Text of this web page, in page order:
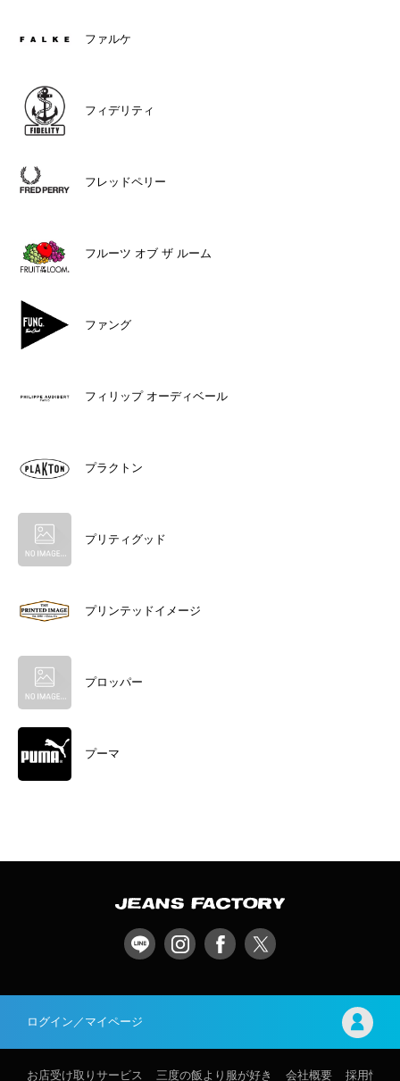
ファルケ
フィデリティ
フレッドペリー
フルーツ オブ ザ ルーム
ファング
フィリップ オーディベール
プラクトン
プリティグッド
プリンテッドイメージ
プロッパー
プーマ
ログイン／マイページ
お店受け取りサービス 三度の飯より服が好き 会社概要 採用情報